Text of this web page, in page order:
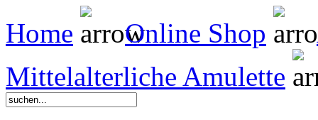
Home Online Shop
Mittelalterliche Amulette